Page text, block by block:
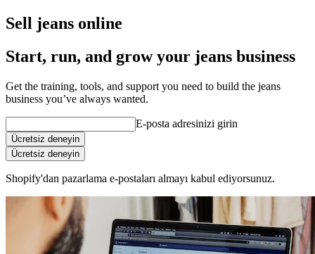
Sell jeans online
Start, run, and grow your jeans business
Get the training, tools, and support you need to build the jeans
business you’ve always wanted.
E-posta adresinizi girin
Ücretsiz deneyin
Ücretsiz deneyin
Shopify'dan pazarlama e-postaları almayı kabul ediyorsunuz.